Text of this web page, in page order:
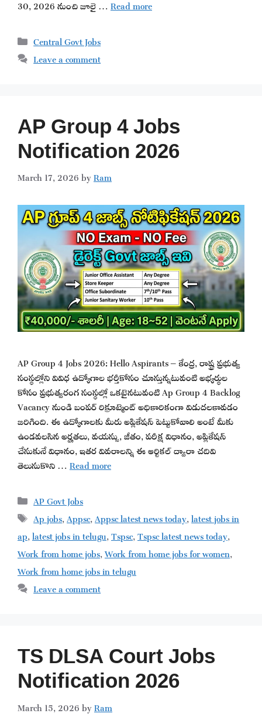
30, 2026 నుంచి జూలై …Read more
Categories
Central Govt Jobs
Leave a comment
AP Group 4 Jobs
Notification 2026
March 17, 2026byRam
AP Group 4 Jobs 2026: Hello Aspirants – కేంద్ర, రాష్ట్ర ప్రభుత్వ
సంస్థల్లోని వివిధ ఉద్యోగాల భర్తీకోసం చూస్తున్నటువంటి అభ్యర్థుల
కోసం ప్రభుత్వరంగ సంస్థల్లో ఒకటైనటువంటి Ap Group 4 Backlog
Vacancy నుండి బంపర్ రిక్రూట్మెంట్ అధికారికంగా విడుదలకావడం
జరిగింది. ఈ ఉద్యోగాలకు మీరు అప్లికేషన్ పెట్టుకోవాలి అంటే మీకు
ఉండవలసిన అర్హతలు, వయస్సు, జీతం, పరీక్ష విధానం, అప్లికేషన్
చేసుకునే విధానం, ఇతర వివరాలన్ని ఈ ఆర్టికల్ ద్వారా చదివి
తెలుసుకొని …Read more
Categories
AP Govt Jobs
Tags
Ap jobs,Appsc,Appsc latest news today,latest jobs in
ap,latest jobs in telugu,Tspsc,Tspsc latest news today,
Work from home jobs,Work from home jobs for women,
Work from home jobs in telugu
Leave a comment
TS DLSA Court Jobs
Notification 2026
March 15, 2026byRam